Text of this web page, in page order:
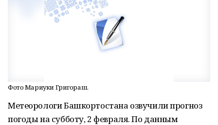
Фото Мариуки Григораш.
Метеорологи Башкортостана озвучили прогноз
погоды на субботу, 2 февраля. По данным